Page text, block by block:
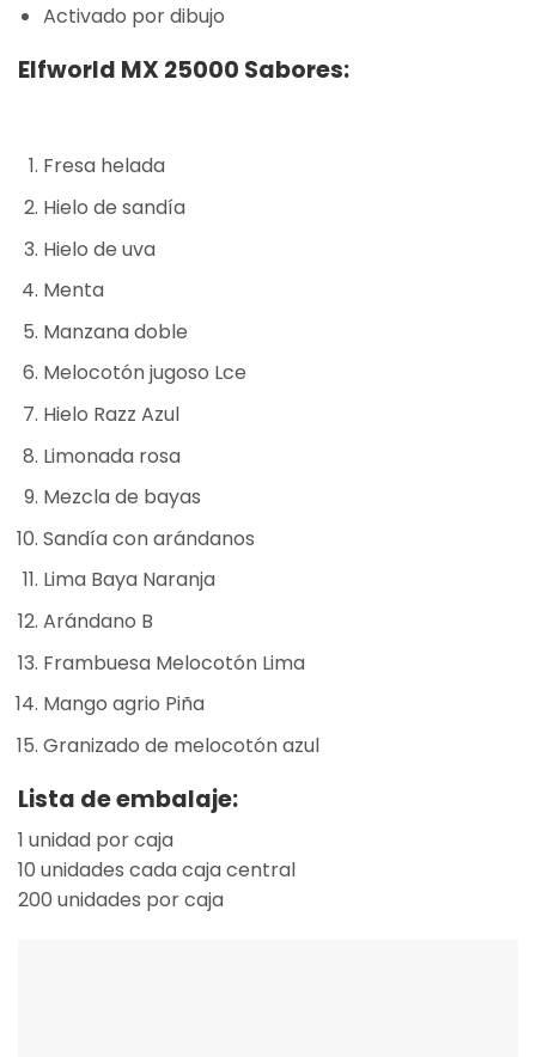
Activado por dibujo
Elfworld MX 25000 Sabores:
Fresa helada
Hielo de sandía
Hielo de uva
Menta
Manzana doble
Melocotón jugoso Lce
Hielo Razz Azul
Limonada rosa
Mezcla de bayas
Sandía con arándanos
Lima Baya Naranja
Arándano B
Frambuesa Melocotón Lima
Mango agrio Piña
Granizado de melocotón azul
Lista de embalaje:
1 unidad por caja
10 unidades cada caja central
200 unidades por caja